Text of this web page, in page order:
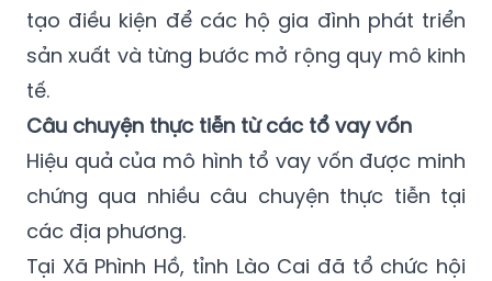
tạo điều kiện để các hộ gia đình phát triển
sản xuất và từng bước mở rộng quy mô kinh
tế.
Câu chuyện thực tiễn từ các tổ vay vốn
Hiệu quả của mô hình tổ vay vốn được minh
chứng qua nhiều câu chuyện thực tiễn tại
các địa phương.
Tại Xã Phình Hồ, tỉnh Lào Cai đã tổ chức hội